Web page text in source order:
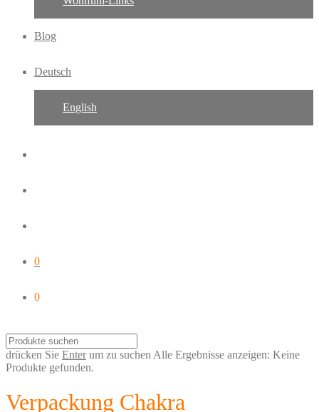
Blog
Deutsch
English
0
0
drücken Sie Enterum zu suchen Alle Ergebnisse anzeigen: Keine
Produkte gefunden.
Verpackung Chakra